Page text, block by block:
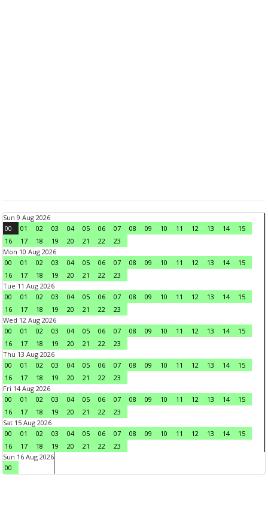
Sun 9 Aug 2026
00
01 02 03 04 05 06 07 08 09 10 11 12 13 14
15
16
17 18 19 20 21 22
23
Mon 10 Aug 2026
00
01 02 03 04 05 06 07 08 09 10 11 12 13 14
15
16
17 18 19 20 21 22
23
Tue 11 Aug 2026
00
01 02 03 04 05 06 07 08 09 10 11 12 13 14
15
16
17 18 19 20 21 22
23
Wed 12 Aug 2026
00
01 02 03 04 05 06 07 08 09 10 11 12 13 14
15
16
17 18 19 20 21 22
23
Thu 13 Aug 2026
00
01 02 03 04 05 06 07 08 09 10 11 12 13 14
15
16
17 18 19 20 21 22
23
Fri 14 Aug 2026
00
01 02 03 04 05 06 07 08 09 10 11 12 13 14
15
16
17 18 19 20 21 22
23
Sat 15 Aug 2026
00
01 02 03 04 05 06 07 08 09 10 11 12 13 14
15
16
17 18 19 20 21 22
23
Sun 16 Aug 2026
00